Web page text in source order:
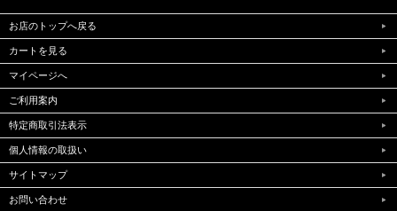
お店のトップへ戻る
カートを見る
マイページへ
ご利用案内
特定商取引法表示
個人情報の取扱い
サイトマップ
お問い合わせ